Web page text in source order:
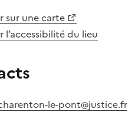
sur une carte
l’accessibilité du lieu
le-pont@justice.fr